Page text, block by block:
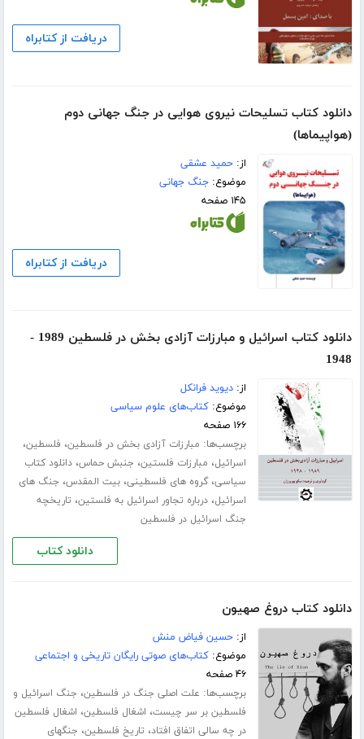
دریافت از کتابراه
دانلود کتاب تسلیحات نیروی هوایی در جنگ جهانی دوم
(هواپیماها)
از:حمید عشقی
موضوع:جنگ جهانی
۱۴۵ صفحه
دریافت از کتابراه
دانلود کتاب اسرائیل و مبارزات آزادی بخش در فلسطین 1989 -
1948
از:دیوید فرانکل
موضوع:کتاب‌های علوم سیاسی
۱۶۶ صفحه
برچسب‌ها: مبارزات آزادی بخش در فلسطین، فلسطین،
اسرائیل، مبارزات فلستین، جنبش حماس،دانلود کتاب
سیاسی،گروه های فلسطینی،بیت المقدس، جنگ های
اسرائیل،درباره تجاور اسرائیل به فلستین، تاریخچه
جنگ اسرائیل در فلسطین
دانلود کتاب
دانلود کتاب دروغ صهیون
از:حسین فیاض منش
موضوع:کتاب‌های صوتی رایگان تاریخی و اجتماعی
۴۶ صفحه
برچسب‌ها: علت اصلی جنگ در فلسطین، جنگ اسرائیل و
فلسطین بر سر چیست، اشغال فلسطین، اشغال فلسطین
در چه سالی اتفاق افتاد، تاریخ فلسطین، جنگهای